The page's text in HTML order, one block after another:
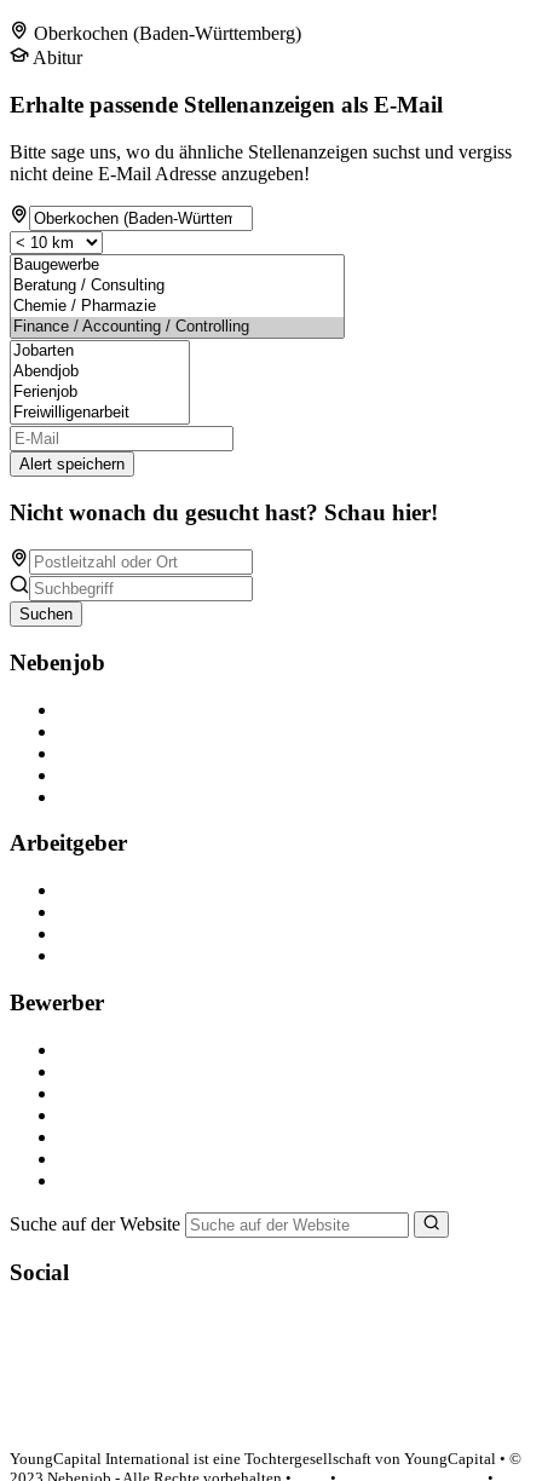
Oberkochen (Baden-Württemberg)
Abitur
Erhalte passende Stellenanzeigen als E-Mail
Bitte sage uns, wo du ähnliche Stellenanzeigen suchst und vergiss
nicht deine E-Mail Adresse anzugeben!
Alert speichern
Nicht wonach du gesucht hast? Schau hier!
Suchen
Nebenjob
Arbeitgeber
Bewerber
Suche auf der Website
Social
YoungCapital International ist eine Tochtergesellschaft von YoungCapital • ©